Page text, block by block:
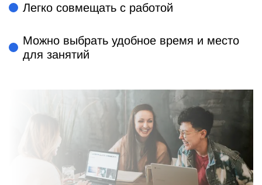
Легко совмещать с работой
Можно выбрать удобное время и место
для занятий